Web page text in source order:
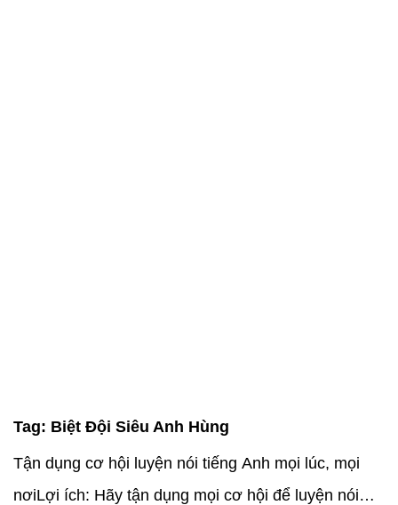
Tag: Biệt Đội Siêu Anh Hùng
Tận dụng cơ hội luyện nói tiếng Anh mọi lúc, mọi
nơiLợi ích: Hãy tận dụng mọi cơ hội để luyện nói